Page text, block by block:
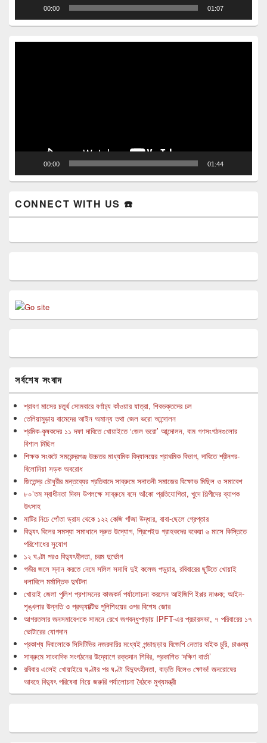
00:00 01:07
00:00 01:44
CONNECT WITH US ☎️
সর্বশেষ সংবাদ
শ্রাবণ মাসের চতুর্থ সোমবারে বর্ণাঢ্য কাঁওয়ার যাত্রা, শিবভক্তদের ঢল
তেলিয়ামুড়ায় বামেদের আইন অমান্য তথা জেল ভরো আন্দোলন
শ্রমিক-কৃষকদের ১১ দফা দাবিতে খোয়াইতে ‘জেল ভরো’ আন্দোলন, বাম গণসংগঠনগুলোর
বিশাল মিছিল
শিক্ষক সংকটে সমরেন্দ্রগঞ্জ উচ্চতর মাধ্যমিক বিদ্যালয়ের প্রাথমিক বিভাগ, দাবিতে শ্রীনগর-
বিলোনিয়া সড়ক অবরোধ
জিতেন্দ্র চৌধুরীর মন্তব্যের প্রতিবাদে সাব্রুমে সনাতনী সমাজের বিক্ষোভ মিছিল ও সমাবেশ
৮০’তম স্বাধীনতা দিবস উপলক্ষে সাব্রুমে বসে আঁকো প্রতিযোগিতা, খুদে শিল্পীদের ব্যাপক
উৎসাহ
মাটির নিচে পোঁতা ড্রাম থেকে ১২২ কেজি গাঁজা উদ্ধার, বাবা-ছেলে গ্রেপ্তার
বিদ্যুৎ বিলের সমস্যা সমাধানে দ্রুত উদ্যোগ, প্রিপেইড গ্রাহকদের বকেয়া ৬ মাসে কিস্তিতে
পরিশোধের সুযোগ
১২ ঘণ্টা পরও বিদ্যুৎহীনতা, চরম দুর্ভোগ
গভীর জলে স্নান করতে নেমে সলিল সমাধি দুই কলেজ পড়ুয়ার, রবিবারের ছুটিতে খোয়াই
ধলাবিলে মর্মান্তিক দুর্ঘটনা
খোয়াই জেলা পুলিশ প্রশাসনের কাজকর্ম পর্যালোচনা করলেন আইজিপি ইপ্পর মাঞ্চক; আইন-
শৃঙ্খলার উন্নতি ও প্রঅ্যাক্টিভ পুলিশিংয়ের ওপর বিশেষ জোর
আগরতলার জনসমাবেশকে সামনে রেখে জগবন্ধুপাড়ায় IPFT-এর প্রচারসভা, ৭ পরিবারের ১৭
ভোটারের যোগদান
প্রকাশ্য দিবালোকে সিসিটিভির নজরদারির মধ্যেই গন্ডাছড়ায় বিজেপি নেতার বাইক চুরি, চাঞ্চল্য
সাব্রুমে সাংবাদিক সংগঠনের উদ্যোগে রক্তদান শিবির, প্রকাশিত ‘দক্ষিণ বার্তা’
রবিবার এলেই খোয়াইয়ে ঘণ্টার পর ঘণ্টা বিদ্যুৎহীনতা, বাড়তি বিলেও ক্ষোভ! জনরোষের
আবহে বিদ্যুৎ পরিষেবা নিয়ে জরুরি পর্যালোচনা বৈঠকে মুখ্যমন্ত্রী